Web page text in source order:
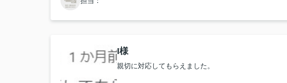
I様
親切に対応してもらえました。